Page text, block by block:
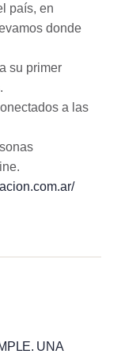
país, en
donde
su primer
a las
UNA